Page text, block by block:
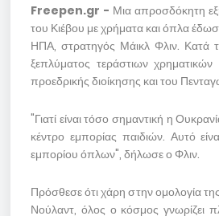
Freepen.gr - Μια απροσδόκητη
του Κιέβου με χρήματα και όπλα
ΗΠΑ, στρατηγός Μάικλ Φλιν. Κατά
ξεπλύματος τεράστιων
προεδρικής διοίκησης και του
"Γιατί είναι τόσο σημαντική η
κέντρο εμπορίας παιδιών. Αυτό
εμπορίου όπλων", δήλωσε ο Φλιν.
Πρόσθεσε ότι χάρη στην ομολογία
Νούλαντ, όλος ο κόσμος γνωρίζει